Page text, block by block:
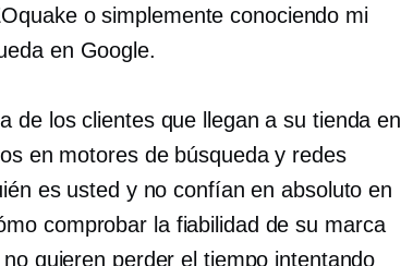
o simplemente conociendo mi
en Google.
de los clientes que llegan a su tienda en
en motores de búsqueda y redes
es usted y no confían en absoluto en
comprobar la fiabilidad de su marca
quieren perder el tiempo intentando